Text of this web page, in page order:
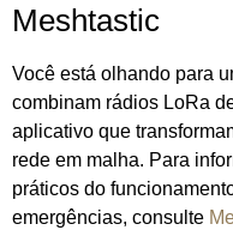
Meshtastic
Você está olhando para
combinam rádios LoRa
aplicativo que
rede em malha. Para
práticos do
emergências, consulte